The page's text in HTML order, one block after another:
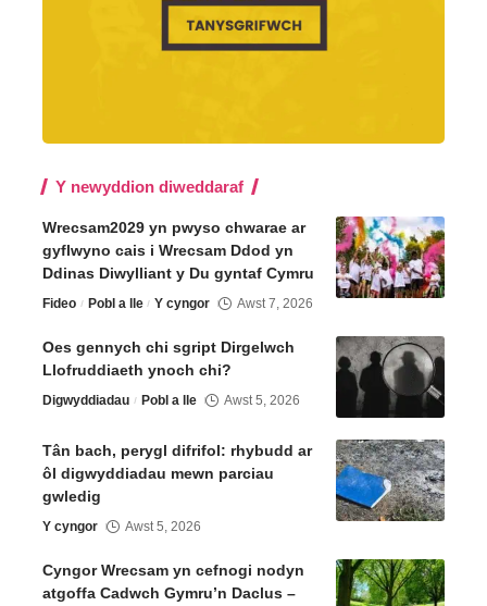
Y newyddion diweddaraf
Wrecsam2029 yn pwyso chwarae ar
gyflwyno cais i Wrecsam Ddod yn
Ddinas Diwylliant y Du gyntaf Cymru
Fideo Pobl a lle Y cyngor Awst 7, 2026
Oes gennych chi sgript Dirgelwch
Llofruddiaeth ynoch chi?
Digwyddiadau Pobl a lle Awst 5, 2026
Tân bach, perygl difrifol: rhybudd ar
ôl digwyddiadau mewn parciau
gwledig
Y cyngor Awst 5, 2026
Cyngor Wrecsam yn cefnogi nodyn
atgoffa Cadwch Gymru’n Daclus –